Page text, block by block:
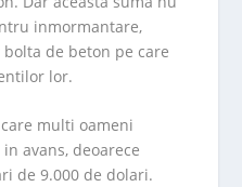
inmormantare,
de beton pe care
lor.
multi oameni
avans, deoarece
de 9.000 de dolari.